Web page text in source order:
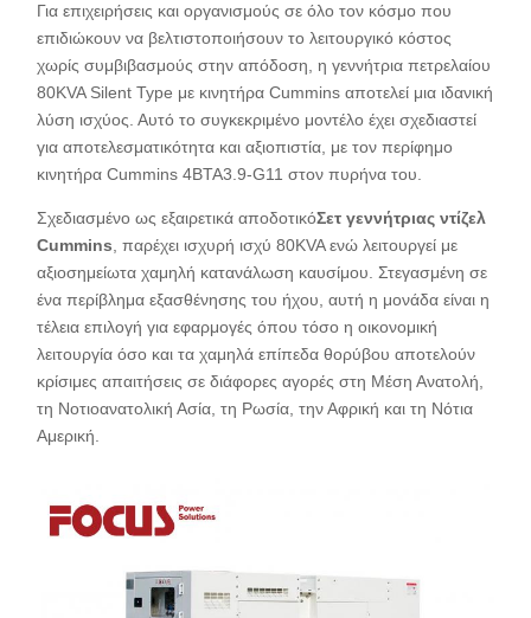
Για επιχειρήσεις και οργανισμούς σε όλο τον κόσμο που
επιδιώκουν να βελτιστοποιήσουν το λειτουργικό κόστος
χωρίς συμβιβασμούς στην απόδοση, η γεννήτρια πετρελαίου
80KVA Silent Type με κινητήρα Cummins αποτελεί μια ιδανική
λύση ισχύος. Αυτό το συγκεκριμένο μοντέλο έχει σχεδιαστεί
για αποτελεσματικότητα και αξιοπιστία, με τον περίφημο
κινητήρα Cummins 4BTA3.9-G11 στον πυρήνα του.
Σχεδιασμένο ως εξαιρετικά αποδοτικόΣετ γεννήτριας ντίζελ
Cummins , παρέχει ισχυρή ισχύ 80KVA ενώ λειτουργεί με
αξιοσημείωτα χαμηλή κατανάλωση καυσίμου. Στεγασμένη σε
ένα περίβλημα εξασθένησης του ήχου, αυτή η μονάδα είναι η
τέλεια επιλογή για εφαρμογές όπου τόσο η οικονομική
λειτουργία όσο και τα χαμηλά επίπεδα θορύβου αποτελούν
κρίσιμες απαιτήσεις σε διάφορες αγορές στη Μέση Ανατολή,
τη Νοτιοανατολική Ασία, τη Ρωσία, την Αφρική και τη Νότια
Αμερική.